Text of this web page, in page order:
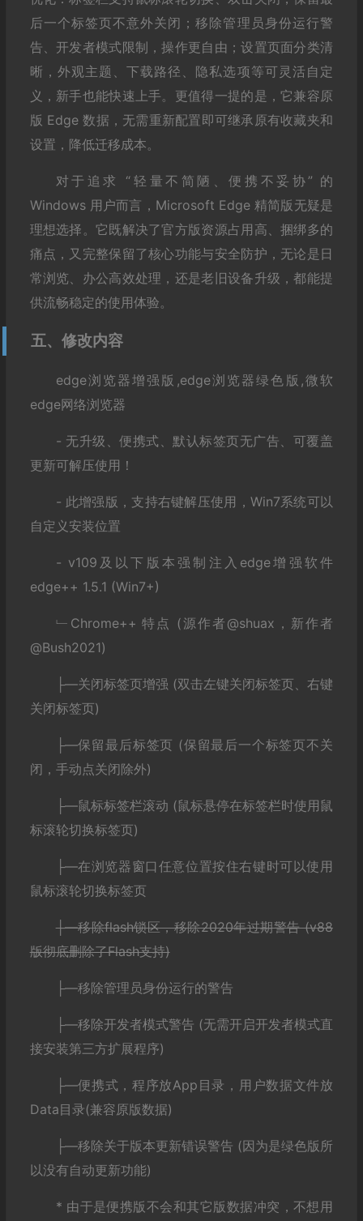
后一个标签页不意外关闭；移除管理员身份运行警
告、开发者模式限制，操作更自由；设置页面分类清
晰，外观主题、下载路径、隐私选项等可灵活自定
义，新手也能快速上手。更值得一提的是，它兼容原
版 Edge 数据，无需重新配置即可继承原有收藏夹和
设置，降低迁移成本。
对于追求 “轻量不简陋、便携不妥协” 的
Windows 用户而言，Microsoft Edge 精简版无疑是
理想选择。它既解决了官方版资源占用高、捆绑多的
痛点，又完整保留了核心功能与安全防护，无论是日
常浏览、办公高效处理，还是老旧设备升级，都能提
供流畅稳定的使用体验。
五、修改内容
edge浏览器增强版,edge浏览器绿色版,微软
edge网络浏览器
- 无升级、便携式、默认标签页无广告、可覆盖
更新可解压使用！
- 此增强版，支持右键解压使用，Win7系统可以
自定义安装位置
- v109及以下版本强制注入edge增强软件
edge++ 1.5.1 (Win7+)
﹂Chrome++ 特点 (源作者@shuax，新作者
@Bush2021)
├—关闭标签页增强 (双击左键关闭标签页、右键
关闭标签页)
├—保留最后标签页 (保留最后一个标签页不关
闭，手动点关闭除外)
├—鼠标标签栏滚动 (鼠标悬停在标签栏时使用鼠
标滚轮切换标签页)
├—在浏览器窗口任意位置按住右键时可以使用
鼠标滚轮切换标签页
├—移除flash锁区，移除2020年过期警告 (v88
版彻底删除了Flash支持)
├—移除管理员身份运行的警告
├—移除开发者模式警告 (无需开启开发者模式直
接安装第三方扩展程序)
├—便携式，程序放App目录，用户数据文件放
Data目录(兼容原版数据)
├—移除关于版本更新错误警告 (因为是绿色版所
以没有自动更新功能)
* 由于是便携版不会和其它版数据冲突，不想用